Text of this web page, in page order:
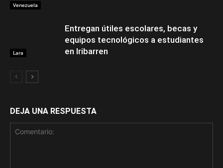
Venezuela
Lara
Entregan útiles escolares, becas y
equipos tecnológicos a estudiantes
en Iribarren
DEJA UNA RESPUESTA